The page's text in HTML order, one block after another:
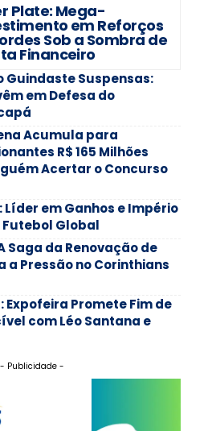
Plate: Mega-
em Reforços
Sob a Sombra de
Financeiro
Guindaste Suspensas:
em Defesa do
Acumula para
R$ 165 Milhões
Acertar o Concurso
em Ganhos e Império
Global
Saga da Renovação de
a Pressão no Corinthians
Expofeira Promete Fim de
com Léo Santana e
- Publicidade -